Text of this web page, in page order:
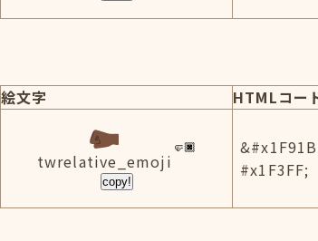
絵文字
HTMLコー
twrelative_emoji
copy!
#x1F3FF;